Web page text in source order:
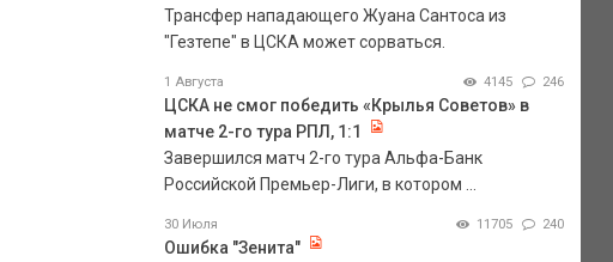
Трансфер нападающего Жуана Сантоса из
"Гезтепе" в ЦСКА может сорваться.
1 Августа 4145 246
ЦСКА не смог победить «Крылья Советов» в
матче 2-го тура РПЛ, 1:1
Завершился матч 2-го тура Альфа-Банк
Российской Премьер-Лиги, в котором ...
30 Июля 11705 240
Ошибка "Зенита"